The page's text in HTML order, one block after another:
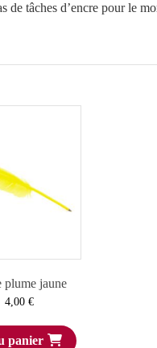
tâches d’encre pour le
plume jaune
4,00€
panier